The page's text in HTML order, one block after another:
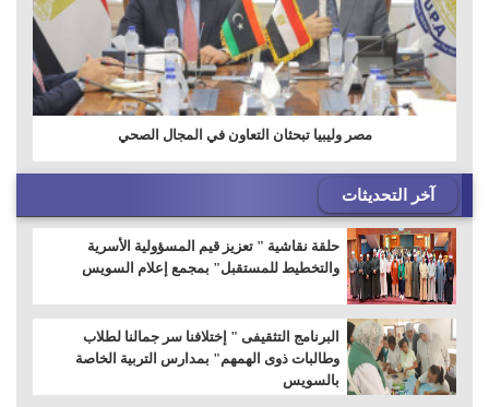
مصر وليبيا تبحثان التعاون في المجال الصحي
آخر التحديثات
حلقة نقاشية " تعزيز قيم المسؤولية الأسرية
والتخطيط للمستقبل" بمجمع إعلام السويس
البرنامج التثقيفى " إختلافنا سر جمالنا لطلاب
وطالبات ذوى الهمهم" بمدارس التربية الخاصة
بالسويس